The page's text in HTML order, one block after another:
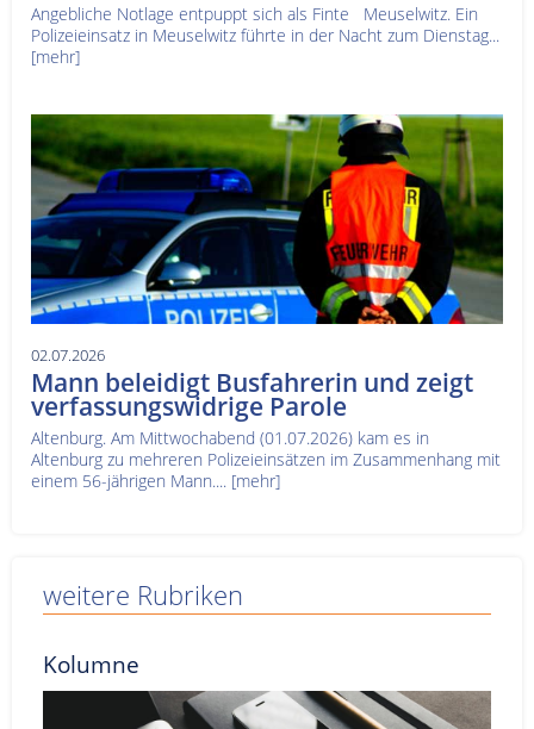
Angebliche Notlage entpuppt sich als Finte Meuselwitz. Ein
Polizeieinsatz in Meuselwitz führte in der Nacht zum Dienstag...
[mehr]
02.07.2026
Mann beleidigt Busfahrerin und zeigt
verfassungswidrige Parole
Altenburg. Am Mittwochabend (01.07.2026) kam es in
Altenburg zu mehreren Polizeieinsätzen im Zusammenhang mit
einem 56-jährigen Mann.... [mehr]
weitere Rubriken
Kolumne